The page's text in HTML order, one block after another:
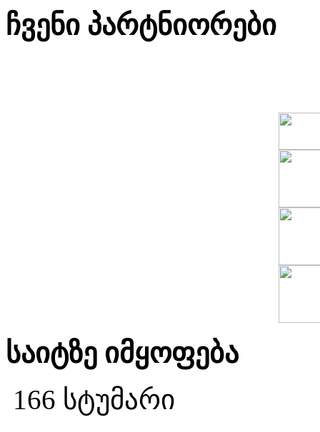
ჩვენი პარტნიორები
საიტზე იმყოფება
166 სტუმარი